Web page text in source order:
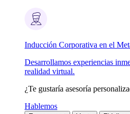
Inducción Corporativa en el
Desarrollamos experiencias
realidad virtual.
¿Te gustaría asesoría
Hablemos